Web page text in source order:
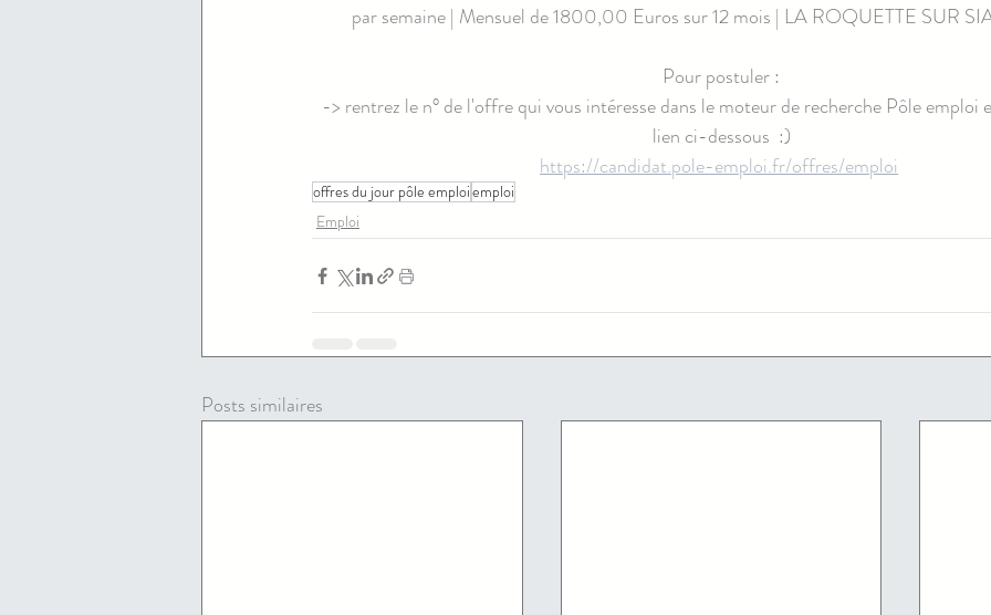
par semaine | Mensuel de 1800,00 Euros sur 12 mois | LA ROQUETTE SUR
Pour postuler :
-> rentrez le n° de l'offre qui vous intéresse dans le moteur de recherche Pôle
lien ci-dessous  :)
https://candidat.pole-emploi.fr/offres/emploi
offres du jour pôle emploiemploi
Emploi
Posts similaires